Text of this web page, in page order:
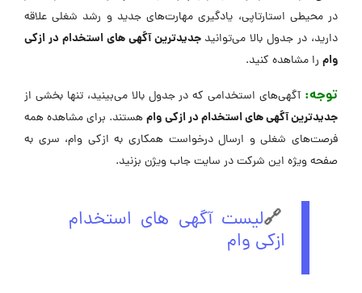
در محیطی استارتاپی، یادگیری مهارت‌های جدید و رشد شغلی علاقه
دارید، در جدول بالا می‌توانیدجدیدترین آگهی های استخدام در ازکی
وام را مشاهده کنید.
توجه: آگهی‌های استخدامی که در جدول بالا می‌بینید، تنها بخشی از
جدیدترین آگهی های استخدام در ازکی وامهستند. برای مشاهده همه
فرصت‌های شغلی و ارسال درخواست همکاری به ازکی وام، سری به
صفحه ویژه این شرکت در ‌سایت جاب ویژن بزنید.
🔗لیست آگهی های استخدام
ازکی وام